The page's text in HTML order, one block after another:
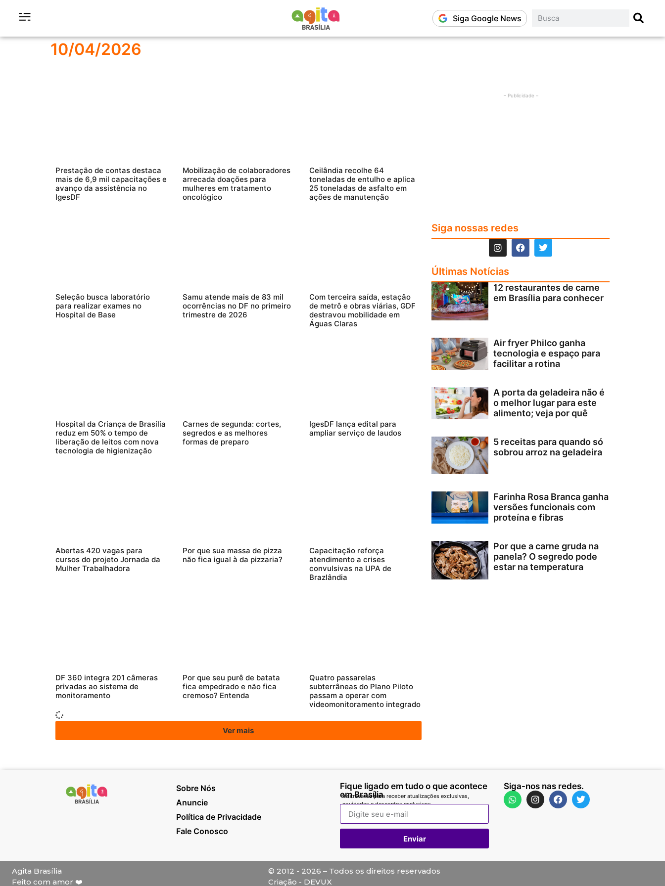
Siga Google News
10/04/2026
Prestação de contas destaca
mais de 6,9 mil capacitações e
avanço da assistência no
IgesDF
Mobilização de colaboradores
arrecada doações para
mulheres em tratamento
oncológico
Ceilândia recolhe 64
toneladas de entulho e aplica
25 toneladas de asfalto em
ações de manutenção
Seleção busca laboratório
para realizar exames no
Hospital de Base
Samu atende mais de 83 mil
ocorrências no DF no primeiro
trimestre de 2026
Com terceira saída, estação
de metrô e obras viárias, GDF
destravou mobilidade em
Águas Claras
Hospital da Criança de Brasília
reduz em 50% o tempo de
liberação de leitos com nova
tecnologia de higienização
Carnes de segunda: cortes,
segredos e as melhores
formas de preparo
IgesDF lança edital para
ampliar serviço de laudos
Abertas 420 vagas para
cursos do projeto Jornada da
Mulher Trabalhadora
Por que sua massa de pizza
não fica igual à da pizzaria?
Capacitação reforça
atendimento a crises
convulsivas na UPA de
Brazlândia
DF 360 integra 201 câmeras
privadas ao sistema de
monitoramento
Por que seu purê de batata
fica empedrado e não fica
cremoso? Entenda
Quatro passarelas
subterrâneas do Plano Piloto
passam a operar com
videomonitoramento integrado
Ver mais
– Publicidade –
Siga nossas redes
Últimas Notícias
12 restaurantes de carne
em Brasília para conhecer
Air fryer Philco ganha
tecnologia e espaço para
facilitar a rotina
A porta da geladeira não é
o melhor lugar para este
alimento; veja por quê
5 receitas para quando só
sobrou arroz na geladeira
Farinha Rosa Branca ganha
versões funcionais com
proteína e fibras
Por que a carne gruda na
panela? O segredo pode
estar na temperatura
Sobre Nós
Anuncie
Política de Privacidade
Fale Conosco
Fique ligado em tudo o que acontece
em Brasília
Inscreva-se para receber atualizações exclusivas,
novidades e descontos exclusivos.
Enviar
Siga-nos nas redes.
Agita Brasília
Feito com amor ❤️
© 2012 - 2026 – Todos os direitos reservados
Criação - DEVUX